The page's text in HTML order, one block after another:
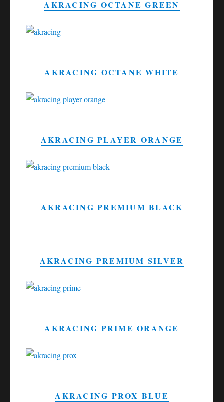
AKRACING OCTANE GREEN
AKRACING OCTANE WHITE
AKRACING PLAYER ORANGE
AKRACING PREMIUM BLACK
AKRACING PREMIUM SILVER
AKRACING PRIME ORANGE
AKRACING PROX BLUE